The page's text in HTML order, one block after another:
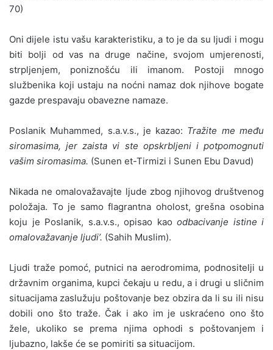
70)
Oni dijele istu vašu karakteristiku, a to je da su ljudi i mogu
biti bolji od vas na druge načine, svojom umjerenosti,
strpljenjem, poniznošću ili imanom. Postoji mnogo
službenika koji ustaju na noćni namaz dok njihove bogate
gazde prespavaju obavezne namaze.
Poslanik Muhammed, s.a.v.s., je kazao: Tražite me među
siromasima, jer zaista vi ste opskrbljeni i potpomognuti
vašim siromasima. (Sunen et-Tirmizi i Sunen Ebu Davud)
Nikada ne omalovažavajte ljude zbog njihovog društvenog
položaja. To je samo flagrantna oholost, grešna osobina
koju je Poslanik, s.a.v.s., opisao kao odbacivanje istine i
omalovažavanje ljudi’. (Sahih Muslim).
Ljudi traže pomoć, putnici na aerodromima, podnositelji u
državnim organima, kupci čekaju u redu, a i drugi u sličnim
situacijama zaslužuju poštovanje bez obzira da li su ili nisu
dobili ono što traže. Čak i ako im je uskraćeno ono što
žele, ukoliko se prema njima ophodi s poštovanjem i
ljubazno, lakše će se pomiriti sa situacijom.